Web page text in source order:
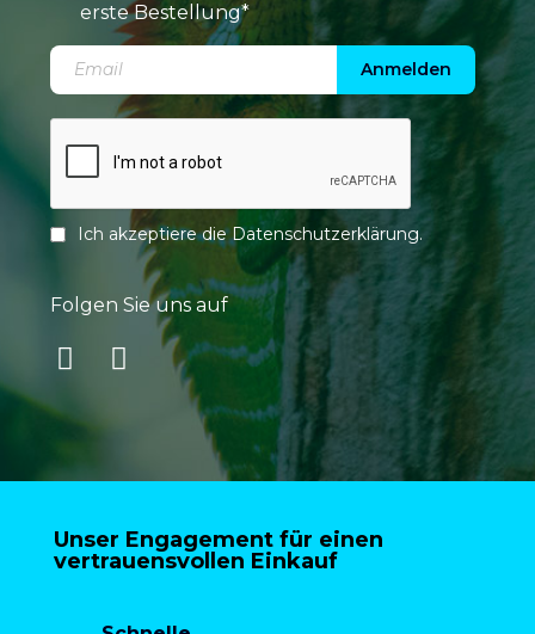
erste Bestellung*
Anmelden
Ich akzeptiere dieDatenschutzerklärung.
Folgen Sie uns auf
Unser Engagement für einen
vertrauensvollen Einkauf